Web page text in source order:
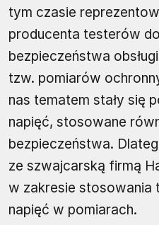
tym czasie
producenta testerów
bezpieczeństwa
tzw. pomiarów
nas tematem stały się
napięć, stosowane
bezpieczeństwa.
ze szwajcarską firmą
w zakresie stosowania
napięć w pomiarach.